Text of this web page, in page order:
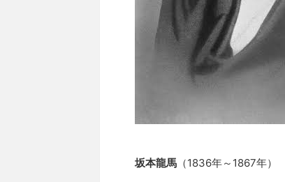
坂本龍馬 （1836年～1867年）